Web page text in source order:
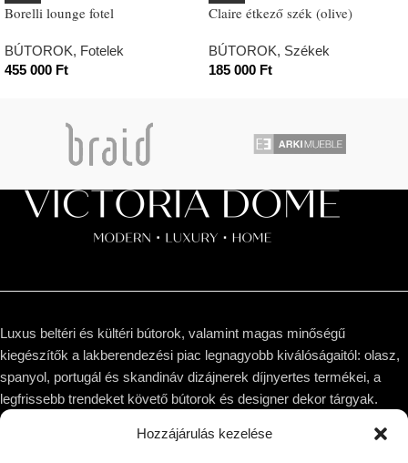
Hozzájárulás kezelése
Borelli lounge fotel
BÚTOROK, Fotelek
455 000 Ft
Claire étkező szék (olive)
BÚTOROK, Székek
185 000 Ft
Luxus beltéri és kültéri bútorok, valamint magas minőségű
kiegészítők a lakberendezési piac legnagyobb kiválóságaitól: olasz,
spanyol, portugál és skandináv dizájnerek díjnyertes termékei, a
legfrissebb trendeket követő bútorok és designer dekor tárgyak.
1044 Budapest, Megyeri út 53.